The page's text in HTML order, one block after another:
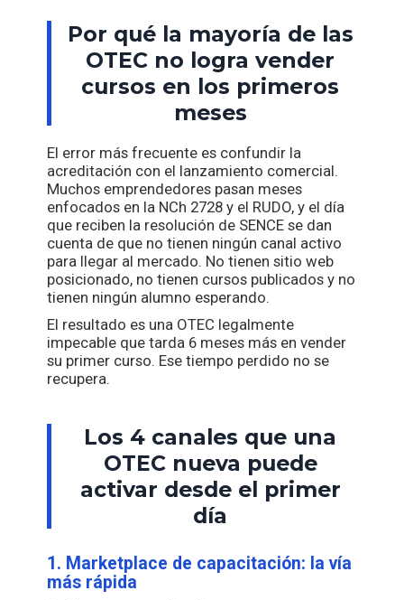
Por qué la mayoría de las
OTEC no logra vender
cursos en los primeros
meses
El error más frecuente es confundir la
acreditación con el lanzamiento comercial.
Muchos emprendedores pasan meses
enfocados en la NCh 2728 y el RUDO, y el día
que reciben la resolución de SENCE se dan
cuenta de que no tienen ningún canal activo
para llegar al mercado. No tienen sitio web
posicionado, no tienen cursos publicados y no
tienen ningún alumno esperando.
El resultado es una OTEC legalmente
impecable que tarda 6 meses más en vender
su primer curso. Ese tiempo perdido no se
recupera.
Los 4 canales que una
OTEC nueva puede
activar desde el primer
día
1. Marketplace de capacitación: la vía
más rápida